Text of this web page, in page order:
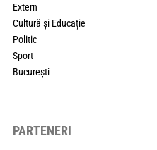
Extern
Cultură și Educație
Politic
Sport
București
PARTENERI